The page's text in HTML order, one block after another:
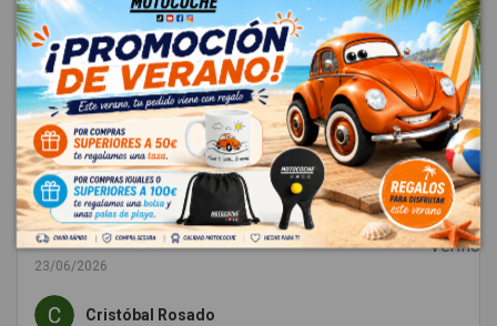
Excelente
(4685 reseñas)
Dejar una reseña
★ ★ ★ ★ ★
23/06/2026
Cristóbal Rosado